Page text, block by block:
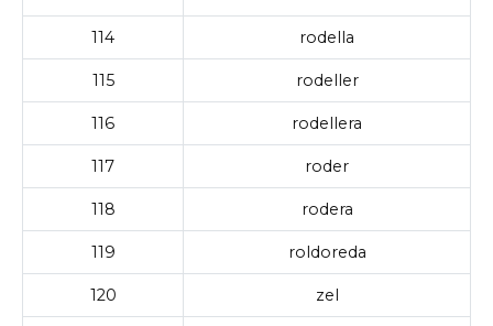
114 rodella
115 rodeller
116 rodellera
117 roder
118 rodera
119 roldoreda
120 zel